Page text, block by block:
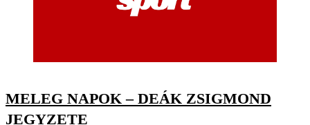
MELEG NAPOK – DEÁK ZSIGMOND
JEGYZETE